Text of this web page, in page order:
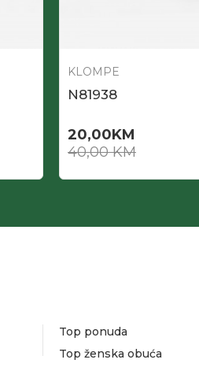
KLOMPE
N81938
20,00KM
40,00KM
Top ponuda
Top ženska obuća